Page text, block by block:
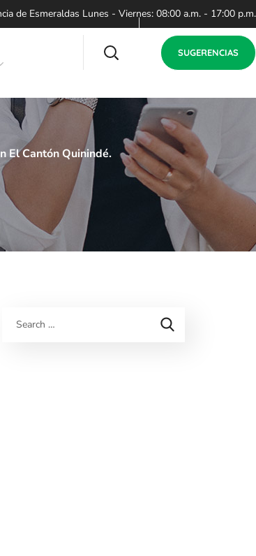
de Esmeraldas Lunes - Viernes: 08:00 a.m. - 17:00 p.m.
SUGERENCIAS
El Cantón Quinindé.